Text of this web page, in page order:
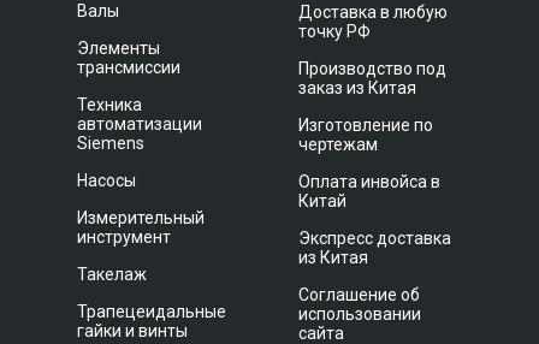
Валы
Элементы
трансмиссии
Техника
автоматизации
Siemens
Насосы
Измерительный
инструмент
Такелаж
Трапецеидальные
гайки и винты
Доставка в любую
точку РФ
Производство под
заказ из Китая
Изготовление по
чертежам
Оплата инвойса в
Китай
Экспресс доставка
из Китая
Соглашение об
использовании
сайта